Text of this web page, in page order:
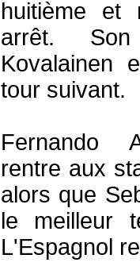
huitième et
arrêt.
Kovalainen
tour suivant.
Fernando
rentre aux
alors que
le meilleur
L'Espagnol